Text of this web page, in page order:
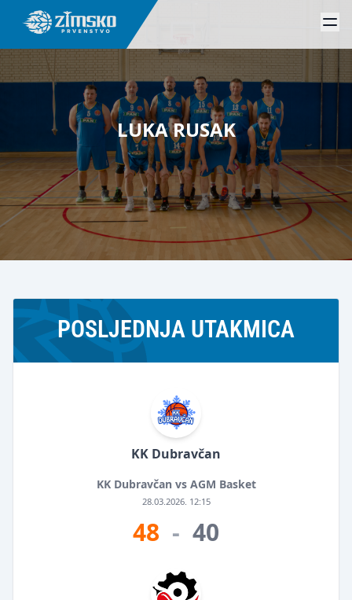
LUKA RUSAK
POSLJEDNJA UTAKMICA
KK Dubravčan
KK Dubravčan vs AGM Basket
28.03.2026. 12:15
48 - 40